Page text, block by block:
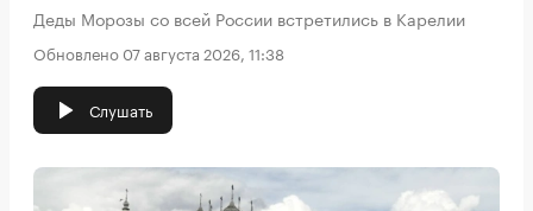
Деды Морозы со всей России встретились в Карелии
Обновлено 07 августа 2026, 11:38
Слушать